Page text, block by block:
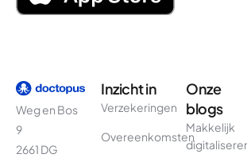
Weg en Bos
9
2661 DG
Inzicht in
Verzekeringen
Overeenkomsten
Onze
blogs
Makkelijk